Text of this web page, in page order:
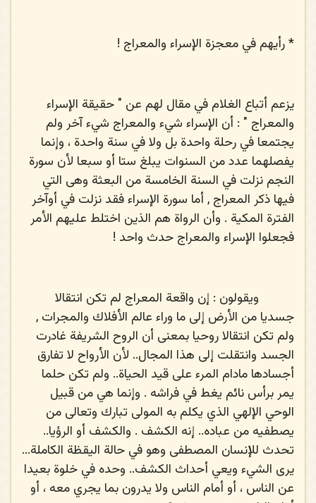
* رأيهم في معجزة الإسراء والمعراج !
يزعم أتباع الغلام في مقال لهم عن " حقيقة الإسراء
والمعراج " : أن الإسراء شيء والمعراج شيء آخر ولم
يجتمعا في رحلة واحدة بل ولا في سنة واحدة ، وإنما
يفصلهما عدد من السنوات يبلغ ستا أو سبعا لأن سورة
النجم نزلت في السنة الخامسة من البعثة وهى التي
فيها ذكر المعراج , أما سورة الإسراء فقد نزلت في أوآخر
الفترة المكية . وأن الرواة هم الذين اختلط عليهم الأمر
فجعلوا الإسراء والمعراج حدث واحد !
ويقولون : إن واقعة المعراج لم تكن انتقالا
جسديا من الأرض إلى ما وراء عالم الأفلاك والمجرات ,
ولم تكن انتقالا روحيا بمعنى أن الروح الشريفة غادرت
الجسد وانتقلت إلى هذا المجال.. لأن الأرواح لا تفارق
أجسادها مادام المرء على قيد الحياة.. ولم تكن حلما
يمر برأس نائم يغط في فراشه . وإنما هي من قبيل
الوحي الإلهي الذي يكلم به المولى تبارك وتعالى من
يصطفيه من عباده.. إنه الكشف . والكشف أو الرؤيا..
تحدث للإنسان المصطفى وهو في حالة اليقظة الكاملة...
يرى الشيء ويعي أحداث الكشف.. وحده في خلوة بعيدا
عن الناس ، أو أمام الناس ولا يدرون بما يجري معه ، أو